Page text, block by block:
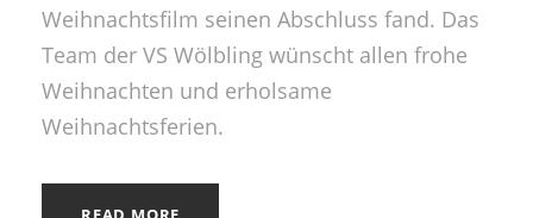
Weihnachtsfilm seinen Abschluss fand. Das
Team der VS Wölbling wünscht allen frohe
Weihnachten und erholsame
Weihnachtsferien.